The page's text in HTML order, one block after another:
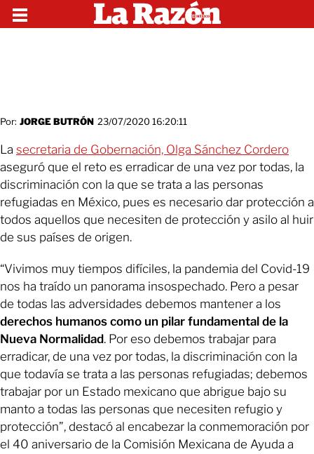
Por: JORGE BUTRÓN 23/07/2020 16:20:11
La secretaria de Gobernación, Olga Sánchez Cordero
aseguró que el reto es erradicar de una vez por todas, la
discriminación con la que se trata a las personas
refugiadas en México, pues es necesario dar protección a
todos aquellos que necesiten de protección y asilo al huir
de sus países de origen.
“Vivimos muy tiempos difíciles, la pandemia del Covid-19
nos ha traído un panorama insospechado. Pero a pesar
de todas las adversidades debemos mantener a los
derechos humanos como un pilar fundamental de la
Nueva Normalidad. Por eso debemos trabajar para
erradicar, de una vez por todas, la discriminación con la
que todavía se trata a las personas refugiadas; debemos
trabajar por un Estado mexicano que abrigue bajo su
manto a todas las personas que necesiten refugio y
protección”, destacó al encabezar la conmemoración por
el 40 aniversario de la Comisión Mexicana de Ayuda a